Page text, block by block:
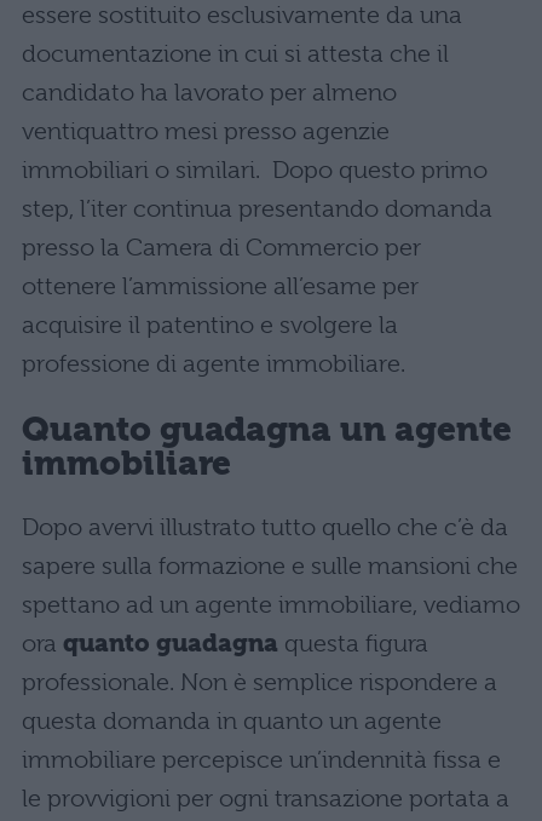
essere sostituito esclusivamente da una
documentazione in cui si attesta che il
candidato ha lavorato per almeno
ventiquattro mesi presso agenzie
immobiliari o similari. Dopo questo primo
step, l’iter continua presentando domanda
presso la Camera di Commercio per
ottenere l’ammissione all’esame per
acquisire il patentino e svolgere la
professione di agente immobiliare.
Quanto guadagna un agente
immobiliare
Dopo avervi illustrato tutto quello che c’è da
sapere sulla formazione e sulle mansioni che
spettano ad un agente immobiliare, vediamo
ora quanto guadagna questa figura
professionale. Non è semplice rispondere a
questa domanda in quanto un agente
immobiliare percepisce un’indennità fissa e
le provvigioni per ogni transazione portata a